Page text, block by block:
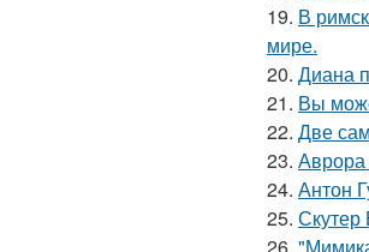
19. В
мире.
20. Диана
21. Вы
22. Две
23. Аврора
24. Антон
25. Скутер